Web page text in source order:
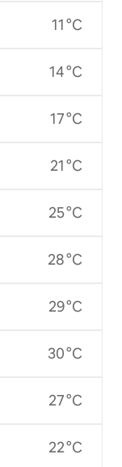
11 °C
14 °C
17 °C
21 °C
25 °C
28 °C
29 °C
30 °C
27 °C
22 °C